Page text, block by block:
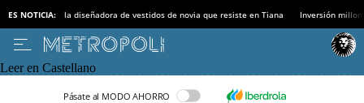
ES NOTICIA: la diseñadora de vestidos de novia que resiste en Tiana Inversión
Leer en Castellano
Pásate al MODO AHORRO